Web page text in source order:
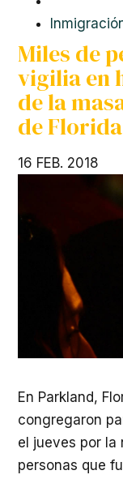
Miles de
vigilia en
de la
de Florida
16 FEB. 2018
En Parkland,
congregaron
el jueves por la
personas que